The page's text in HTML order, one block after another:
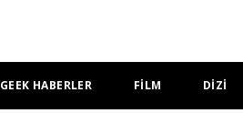
GEEK HABERLER FİLM DİZİ